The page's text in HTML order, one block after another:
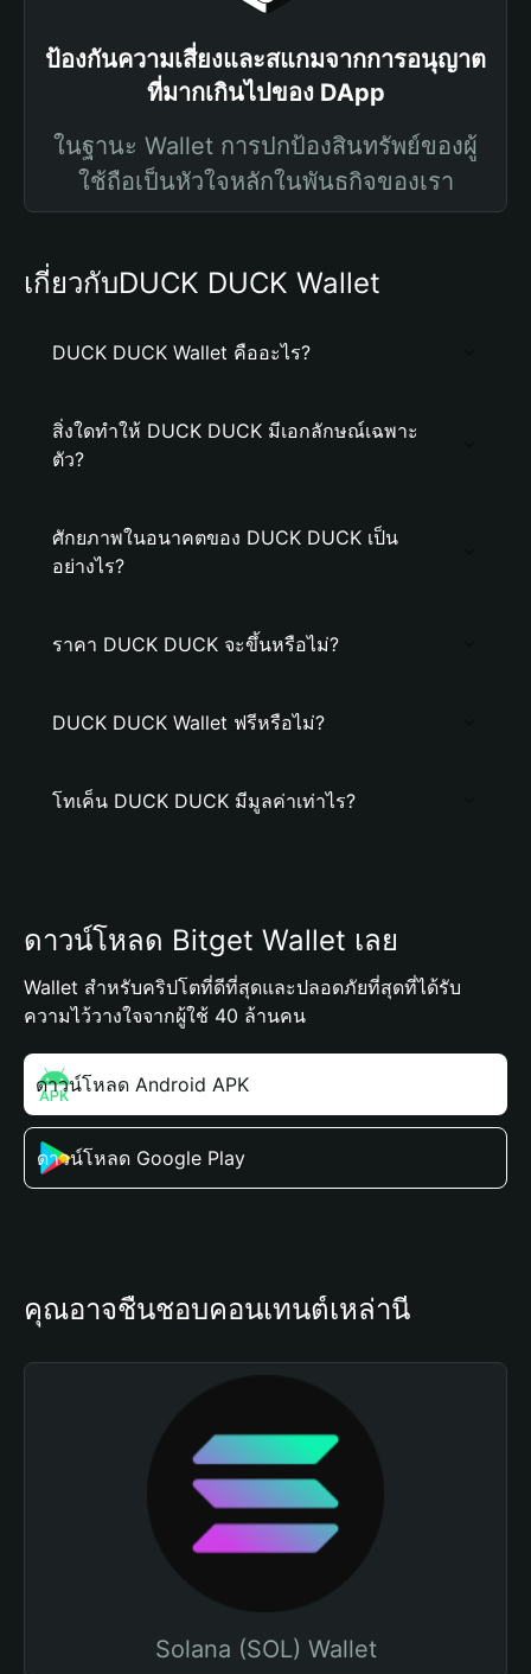
ป้องกันความเสี่ยงและสแกมจากการอนุญาต
ที่มากเกินไปของ DApp
ในฐานะ Wallet การปกป้องสินทรัพย์ของผู้
ใช้ถือเป็นหัวใจหลักในพันธกิจของเรา
เกี่ยวกับDUCK DUCK Wallet
DUCK DUCK Wallet คืออะไร?
สิ่งใดทำให้ DUCK DUCK มีเอกลักษณ์เฉพาะ
ตัว?
ศักยภาพในอนาคตของ DUCK DUCK เป็น
อย่างไร?
ราคา DUCK DUCK จะขึ้นหรือไม่?
DUCK DUCK Wallet ฟรีหรือไม่?
โทเค็น DUCK DUCK มีมูลค่าเท่าไร?
ดาวน์โหลด Bitget Wallet เลย
Wallet สำหรับคริปโตที่ดีที่สุดและปลอดภัยที่สุดที่ได้รับ
ความไว้วางใจจากผู้ใช้ 40 ล้านคน
ดาวน์โหลด Android APK
ดาวน์โหลด Google Play
คุณอาจชื่นชอบคอนเทนต์เหล่านี้
Solana (SOL) Wallet